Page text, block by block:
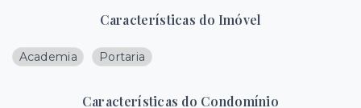
Características do Imóvel
Academia Portaria
Características do Condomínio